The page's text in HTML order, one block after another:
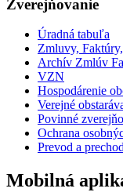
Zverejňovanie
Úradná tabuľa
Zmluvy,
Archív Zmlúv
VZN
Hospodárenie
Verejné
Povinné
Ochrana
Prevod a
Mobilná